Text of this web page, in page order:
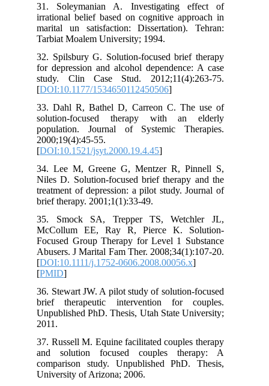
31. Soleymanian A. Investigating effect of
irrational belief based on cognitive approach in
marital un satisfaction: Dissertation). Tehran:
Tarbiat Moalem University; 1994.
32. Spilsbury G. Solution-focused brief therapy
for depression and alcohol dependence: A case
study. Clin Case Stud. 2012;11(4):263-75.
[DOI:10.1177/1534650112450506
33. Dahl R, Bathel D, Carreon C. The use of
solution-focused therapy with an elderly
population. Journal of Systemic Therapies.
2000;19(4):45-55.
[DOI:10.1521/jsyt.2000.19.4.45
34. Lee M, Greene G, Mentzer R, Pinnell S,
Niles D. Solution-focused brief therapy and the
treatment of depression: a pilot study. Journal of
brief therapy. 2001;1(1):33-49.
35. Smock SA, Trepper TS, Wetchler JL,
McCollum EE, Ray R, Pierce K. Solution‐
Focused Group Therapy for Level 1 Substance
Abusers. J Marital Fam Ther. 2008;34(1):107-20.
[DOI:10.1111/j.1752-0606.2008.00056.x
[PMID
36. Stewart JW. A pilot study of solution-focused
brief therapeutic intervention for couples.
Unpublished PhD. Thesis, Utah State University;
2011.
37. Russell M. Equine facilitated couples therapy
and solution focused couples therapy: A
comparison study. Unpublished PhD. Thesis,
University of Arizona; 2006.